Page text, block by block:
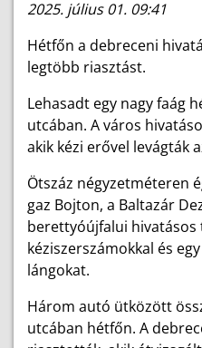
2025. július 01. 09:41
Hétfőn a debreceni
legtöbb riasztást.
Lehasadt egy nagy faág
utcában. A város
akik kézi erővel levágták
Ötszáz négyzetméteren
gaz Bojton, a Baltazár
berettyóújfalui
kéziszerszámokkal és
lángokat.
Három autó ütközött
utcában hétfőn. A